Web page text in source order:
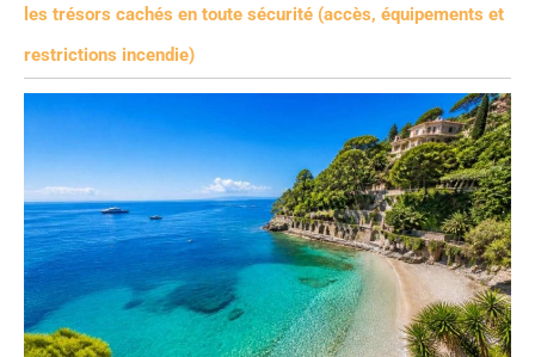
les trésors cachés en toute sécurité (accès, équipements et
restrictions incendie)